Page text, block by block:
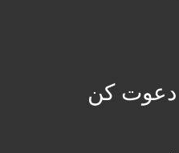
دعوت کن